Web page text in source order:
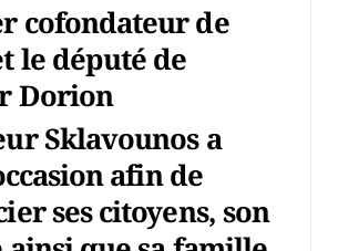
Sklavounos a
afin de
ses citoyens, son